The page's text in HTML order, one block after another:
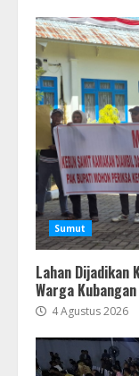
Sumut
Lahan Dijadikan
Warga
4 Agustus 2026